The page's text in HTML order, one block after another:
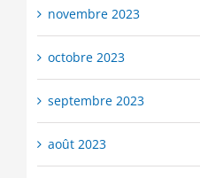
novembre 2023
octobre 2023
septembre 2023
août 2023